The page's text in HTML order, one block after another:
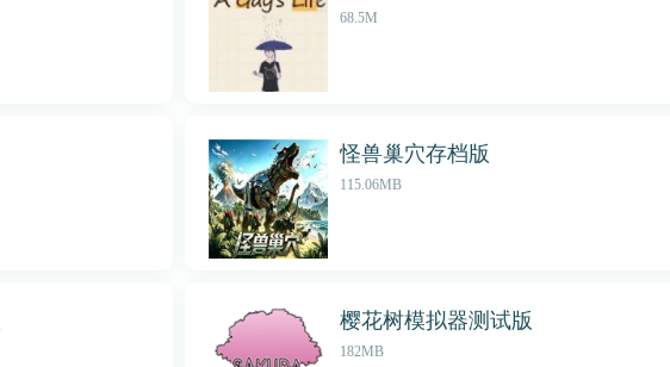
68.5M
怪兽巢穴存档版
115.06MB
樱花树模拟器测试版
182MB